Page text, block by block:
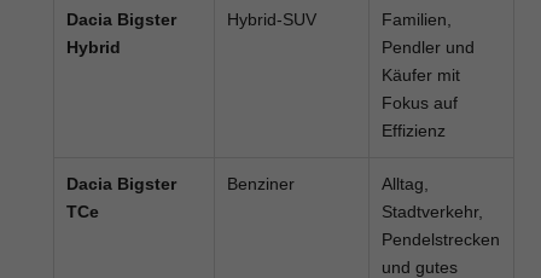
Dacia Bigster
Hybrid
Hybrid-SUV
Familien,
Pendler und
Käufer mit
Fokus auf
Effizienz
Dacia Bigster
TCe
Benziner
Alltag,
Stadtverkehr,
Pendelstrecken
und gutes